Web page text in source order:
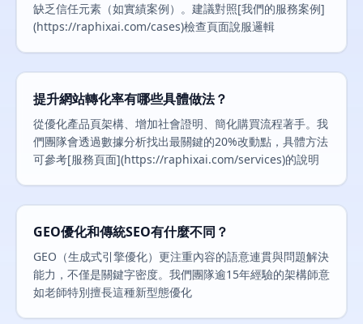
缺乏信任元素（如實績案例）。建議對照[我們的服務案例]
(https://raphixai.com/cases)檢查頁面說服邏輯
提升網站轉化率有哪些具體做法？
從優化產品頁架構、增加社會證明、簡化購買流程著手。我
們團隊會透過數據分析找出最關鍵的20%改動點，具體方法
可參考[服務頁面](https://raphixai.com/services)的說明
GEO優化和傳統SEO有什麼不同？
GEO（生成式引擎優化）更注重內容的語意連貫與問題解決
能力，不僅是關鍵字密度。我們團隊逾15年經驗的架構師意
如老師特別擅長這種新型態優化